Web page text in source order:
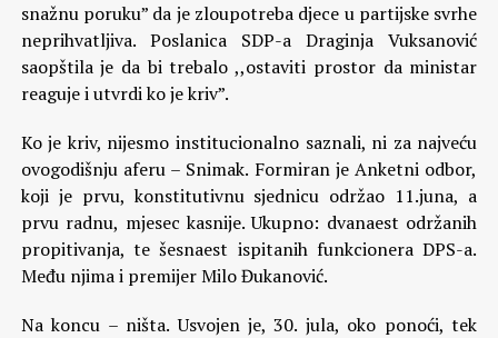
snažnu poruku” da je zloupotreba djece u partijske svrhe
neprihvatljiva. Poslanica SDP-a Draginja Vuksanović
saopštila je da bi trebalo ,,ostaviti prostor da ministar
reaguje i utvrdi ko je kriv”.
Ko je kriv, nijesmo institucionalno saznali, ni za najveću
ovogodišnju aferu – Snimak. Formiran je Anketni odbor,
koji je prvu, konstitutivnu sjednicu održao 11.juna, a
prvu radnu, mjesec kasnije. Ukupno: dvanaest održanih
propitivanja, te šesnaest ispitanih funkcionera DPS-a.
Među njima i premijer Milo Đukanović.
Na koncu – ništa. Usvojen je, 30. jula, oko ponoći, tek